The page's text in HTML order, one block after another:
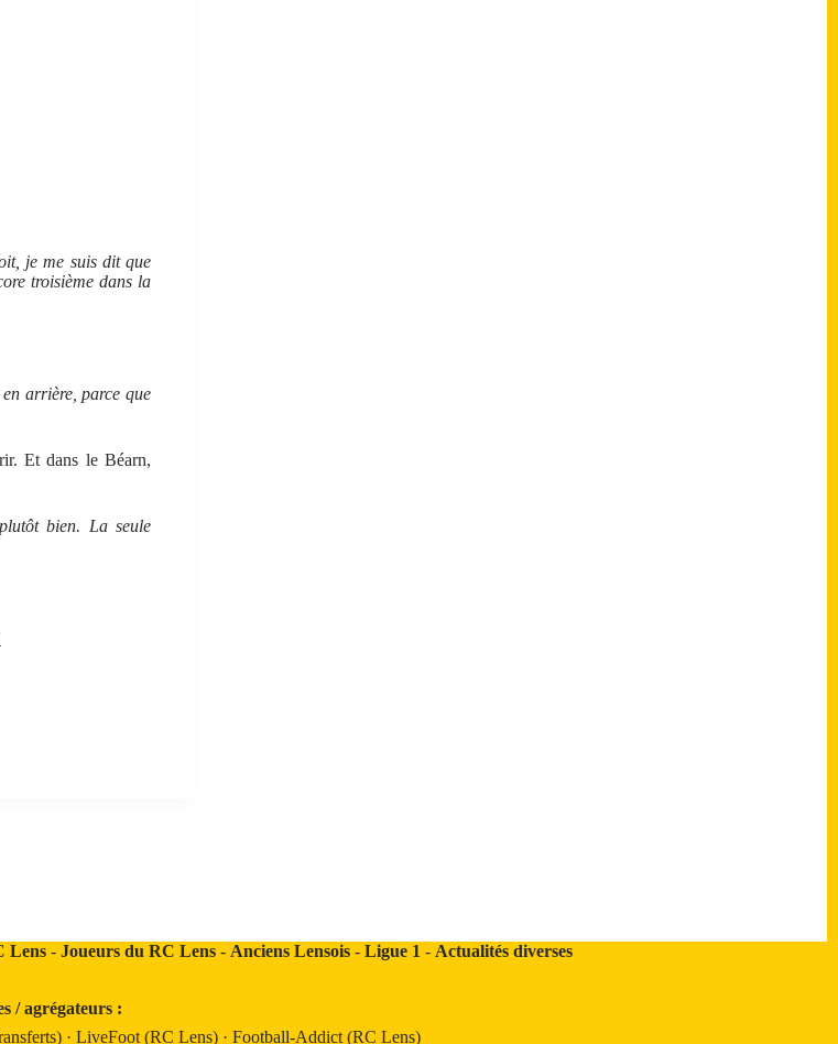
je me suis dit que
troisième dans la
arrière, parce que
Et dans le Béarn,
bien. La seule
Lens- Joueurs du RC Lens- Anciens Lensois- Ligue 1 - Actualités diverses
/ agrégateurs :
· LiveFoot (RC Lens) · Football-Addict (RC Lens)